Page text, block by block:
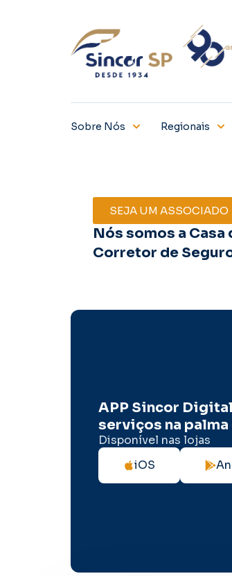
Sobre Nós Regionais
SEJA UM ASSOCIADO
Nós somos a Casa
Corretor de
APP Sincor
serviços na palma
Disponível nas lojas
iOS